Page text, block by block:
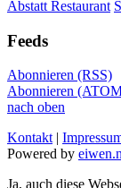
Abstatt Restaurant
Feeds
Abonnieren (RSS)
Abonnieren
nach oben
Kontakt |
Powered by
Ja, auch diese